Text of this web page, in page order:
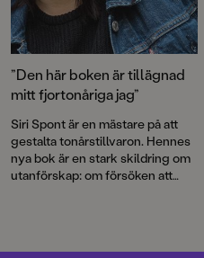
”Den här boken är tillägnad
mitt fjortonåriga jag”
Siri Spont är en mästare på att
gestalta tonårstillvaron. Hennes
nya bok är en stark skildring om
utanförskap: om försöken att